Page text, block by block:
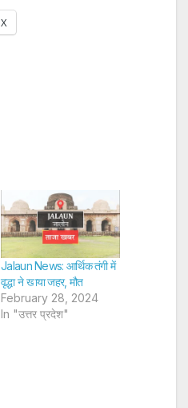
X
Jalaun News: आर्थिक तंगी में
वृद्धा ने खाया जहर, मौत
February 28, 2024
In "उत्तर प्रदेश"